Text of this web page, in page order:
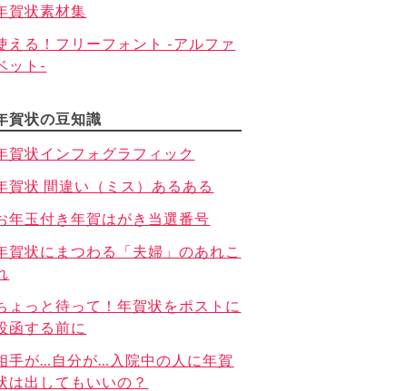
賀状素材集
える！フリーフォント -アルファ
ット-
賀状の豆知識
賀状インフォグラフィック
賀状 間違い（ミス）あるある
年玉付き年賀はがき当選番号
賀状にまつわる「夫婦」のあれこ
ょっと待って！年賀状をポストに
函する前に
手が…自分が…入院中の人に年賀
は出してもいいの？